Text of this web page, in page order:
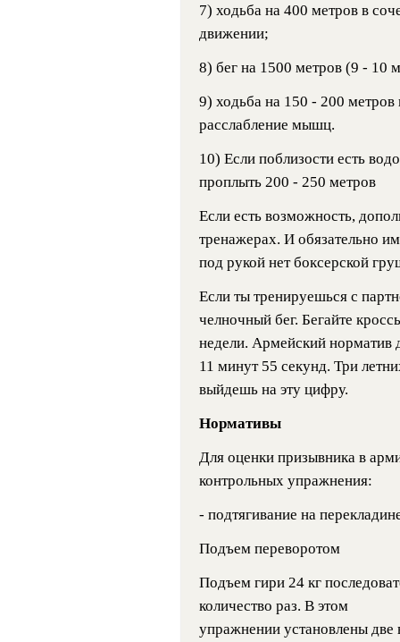
7) ходьба на 400 метров в
движении;
8) бег на 1500 метров (9 - 10
9) ходьба на 150 - 200
расслабление мышц.
10) Если поблизости есть
проплыть 200 - 250 метров
Если есть возможность,
тренажерах. И обязательно
под рукой нет боксерской
Если ты тренируешься с
челночный бег. Бегайте
недели. Армейский норматив
11 минут 55 секунд. Три
выйдешь на эту цифру.
Нормативы
Для оценки призывника в
контрольных упражнения:
- подтягивание на
Подъем переворотом
Подъем гири 24 кг
количество раз. В этом
упражнении установлены две